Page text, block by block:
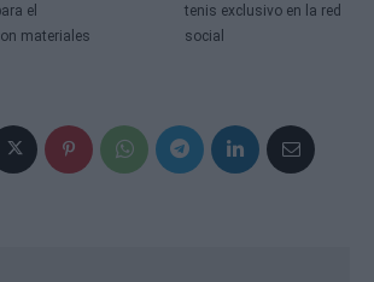
el
materiales
tenis exclusivo en la red
social